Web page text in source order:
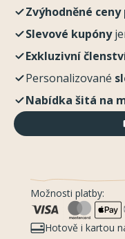
Zvýhodněné
Slevové kupóny
Exkluzivní
Personalizované
Nabídka šitá na
Možnosti platby:
Hotově i kartou